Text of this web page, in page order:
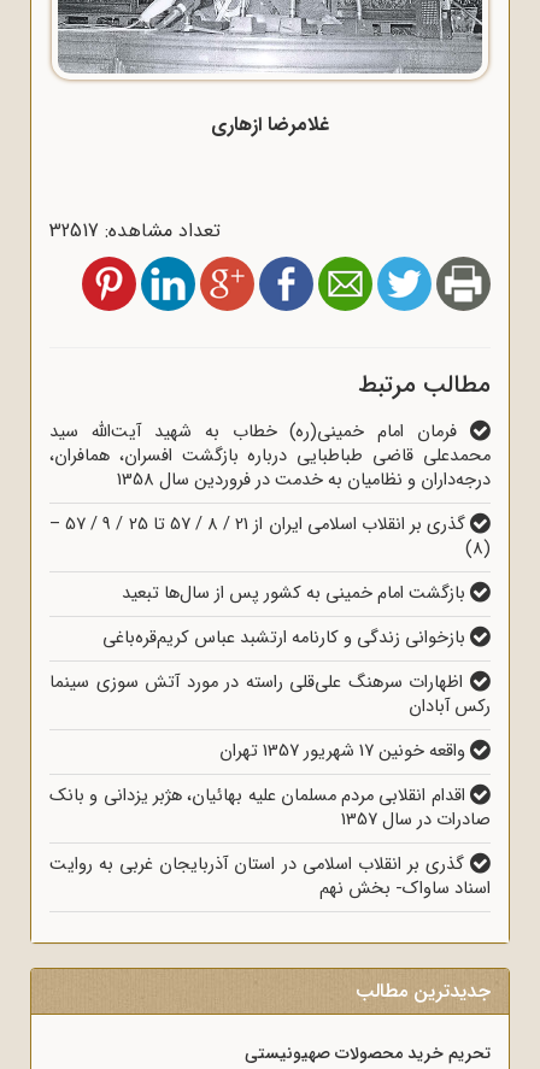
غلامرضا ازهاری
تعداد مشاهده: 32517
مطالب مرتبط
فرمان امام خمینی(ره) خطاب به شهید آیت‌الله سید
محمدعلی قاضی طباطبایی درباره بازگشت افسران، همافران،
درجه‌داران و نظامیان به خدمت در فروردین سال 1358
گذری بر انقلاب اسلامی ایران از 21 / 8 / 57 تا 25 / 9 / 57 –
(8)
بازگشت امام خمینی به کشور پس از سال‌ها تبعید
بازخوانی زندگی و کارنامه ارتشبد عباس کریم‌قره‌باغی
اظهارات سرهنگ علی‌قلی راسته در مورد آتش سوزی سینما
رکس آبادان
واقعه خونین 17 شهریور 1357 تهران
اقدام انقلابی مردم مسلمان علیه بهائیان، هژبر یزدانی و بانک
صادرات در سال 1357
گذری بر انقلاب اسلامی در استان آذربایجان غربی به روایت
اسناد ساواک- بخش نهم
جدیدترین مطالب
تحریم خرید محصولات صهیونیستی